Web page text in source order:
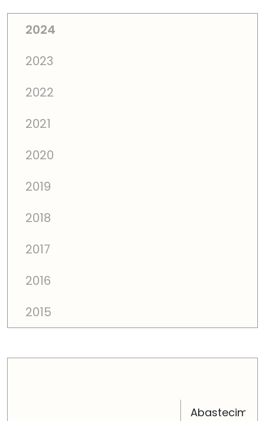
2024
2023
2022
2021
2020
2019
2018
2017
2016
2015